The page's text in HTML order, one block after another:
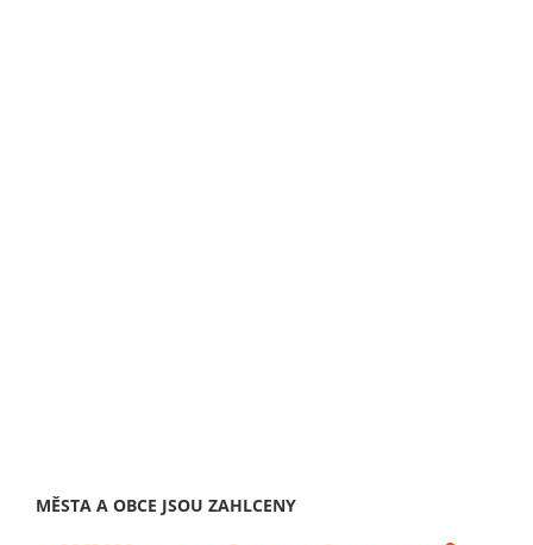
MĚSTA A OBCE JSOU ZAHLCENY